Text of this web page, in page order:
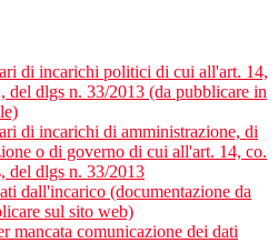
di incarichi politici di cui all'art. 14,
del dlgs n. 33/2013 (da pubblicare in
di incarichi di amministrazione, di
o di governo di cui all'art. 14, co.
del dlgs n. 33/2013
dall'incarico (documentazione da
sul sito web)
mancata comunicazione dei dati